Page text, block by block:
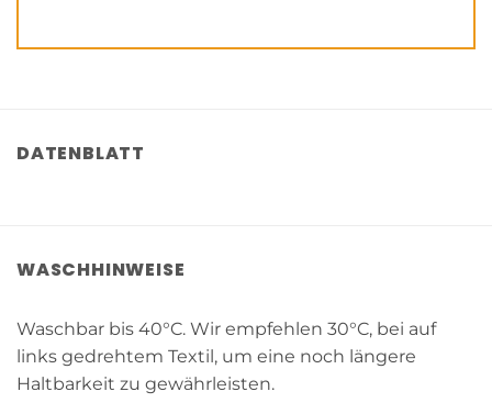
DATENBLATT
WASCHHINWEISE
Waschbar bis 40°C. Wir empfehlen 30°C, bei auf
links gedrehtem Textil, um eine noch längere
Haltbarkeit zu gewährleisten.